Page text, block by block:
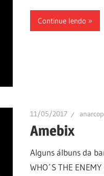
Continue lendo
11/05/2017
Amebix
Alguns álbuns da
WHO´S THE